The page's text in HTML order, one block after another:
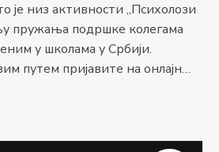
је низ активности „Психолози
пружања подршке колегама
у школама у Србији.
путем пријавите на онлајн…